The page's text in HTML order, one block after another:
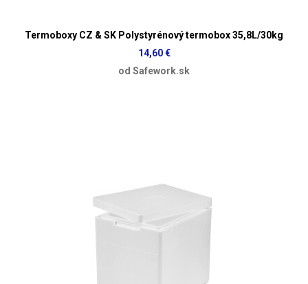
Termoboxy CZ & SK Polystyrénový termobox 35,8L/30kg
14,60 €
od Safework.sk